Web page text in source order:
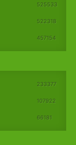
525533
522318
457154
233377
107922
66181